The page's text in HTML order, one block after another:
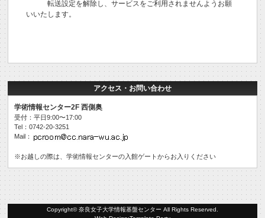
転送設定を解除し、サービスをご利用されませんようお願
いいたします。
アクセス・お問い合わせ
学術情報センター2F 西側奥
受付：平日9:00〜17:00
Tel：0742-20-3251
Mail：
※お越しの際は、学術情報センターの入館ゲートからお入りください
Copyright©奈良女子大学情報基盤センター All Rights Reserved.